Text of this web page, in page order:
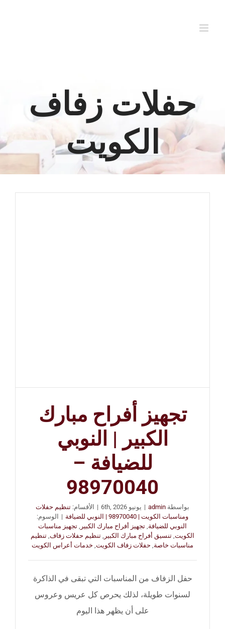
حفلات زفاف
الكويت
تجهيز أفراح مبارك
الكبير | النوبي
للضيافة –
98970040
بواسطة admin
| يونيو 6th, 2026 | الأقسام: تنظيم حفلات
ومناسبات الكويت | 98970040 | النوبي للضيافة
|
الوسوم:
النوبي للضيافة تجهيز أفراح مبارك الكبير
تجهيز مناسبات
الكويت تنسيق أفراح مبارك الكبير تنظيم حفلات زفاف تنظيم
مناسبات خاصة حفلات زفاف الكويت خدمات أعراس الكويت
حفل الزفاف من المناسبات التي تبقى في الذاكرة
لسنوات طويلة، لذلك يحرص كل عريس وعروس
على أن يظهر هذا اليوم